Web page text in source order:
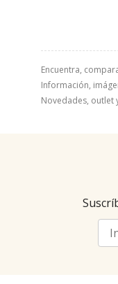
Encuentra,
Información,
Novedades, outlet